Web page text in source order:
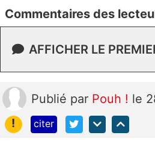
Commentaires des
AFFICHER LE
Publié par Pouh ! le
!
citer